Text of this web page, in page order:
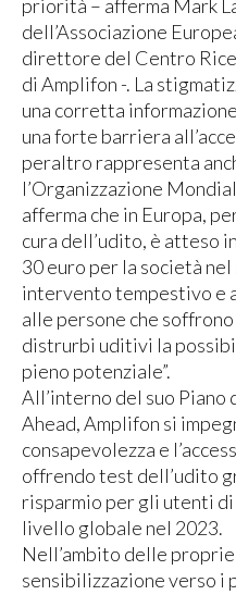
priorità – afferma Mark
dell’Associazione
direttore del Centro
di Amplifon -. La
una corretta
una forte barriera
peraltro rappresenta
l’Organizzazione
afferma che in Europa,
cura dell’udito, è atteso
30 euro per la società nel
intervento tempestivo e
alle persone che
distrurbi uditivi la
pieno potenziale”.
All’interno del suo
Ahead, Amplifon si
consapevolezza e
offrendo test dell’udito
risparmio per gli utenti
livello globale nel 2023.
Nell’ambito delle
sensibilizzazione verso i